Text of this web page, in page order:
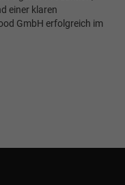
einer klaren
GmbH erfolgreich im